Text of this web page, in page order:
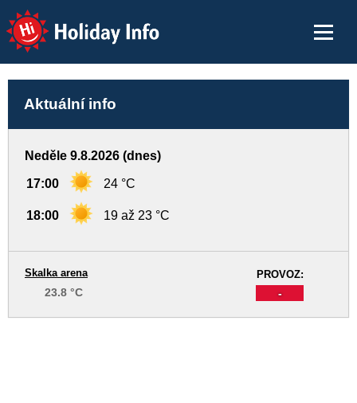
Holiday Info
Aktuální info
Neděle 9.8.2026 (dnes)
17:00 24 °C
18:00 19 až 23 °C
PROVOZ:
-
Skalka arena
23.8 °C